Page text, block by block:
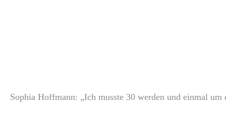
Sophia Hoffmann: „Ich musste 30 werden und einmal